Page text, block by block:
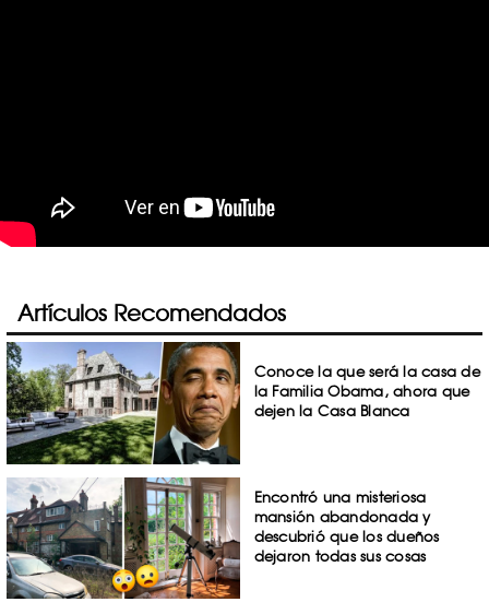
Artículos Recomendados
Conoce la que será la casa de
la Familia Obama, ahora que
dejen la Casa Blanca
Encontró una misteriosa
mansión abandonada y
descubrió que los dueños
dejaron todas sus cosas